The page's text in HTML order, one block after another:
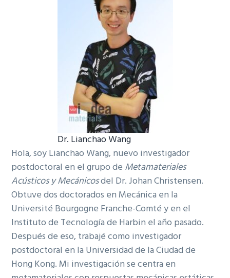
Dr. Lianchao Wang
Hola, soy Lianchao Wang, nuevo investigador
postdoctoral en el grupo de Metamateriales
Acústicos y Mecánicosdel Dr. Johan Christensen.
Obtuve dos doctorados en Mecánica en la
Université Bourgogne Franche-Comté y en el
Instituto de Tecnología de Harbin el año pasado.
Después de eso, trabajé como investigador
postdoctoral en la Universidad de la Ciudad de
Hong Kong. Mi investigación se centra en